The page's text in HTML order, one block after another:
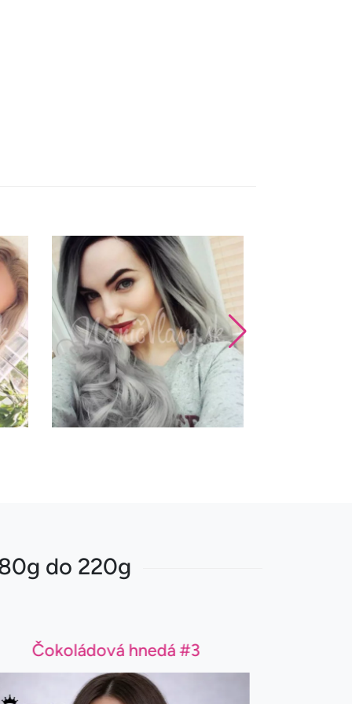
do 220g
Čokoládová hnedá #3